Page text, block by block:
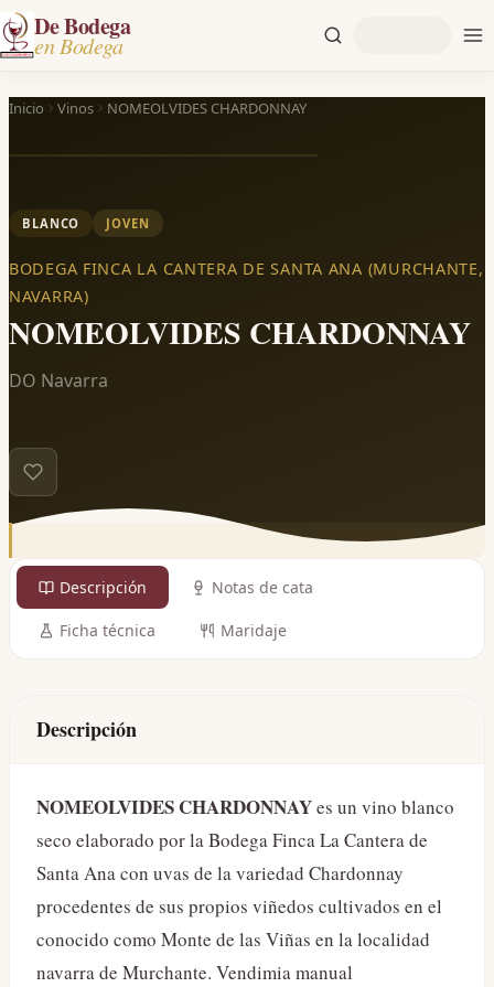
De Bodega
en Bodega
Inicio Vinos NOMEOLVIDES CHARDONNAY
BLANCO JOVEN
BODEGA FINCA LA CANTERA DE SANTA ANA (MURCHANTE,
NAVARRA)
NOMEOLVIDES CHARDONNAY
DO Navarra
Descripción Notas de cata
Ficha técnica Maridaje
Descripción
NOMEOLVIDES CHARDONNAYes un vino blanco
seco elaborado por la Bodega Finca La Cantera de
Santa Ana con uvas de la variedad Chardonnay
procedentes de sus propios viñedos cultivados en el
conocido como Monte de las Viñas en la localidad
navarra de Murchante. Vendimia manual